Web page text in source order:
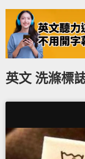
英文 洗滌標